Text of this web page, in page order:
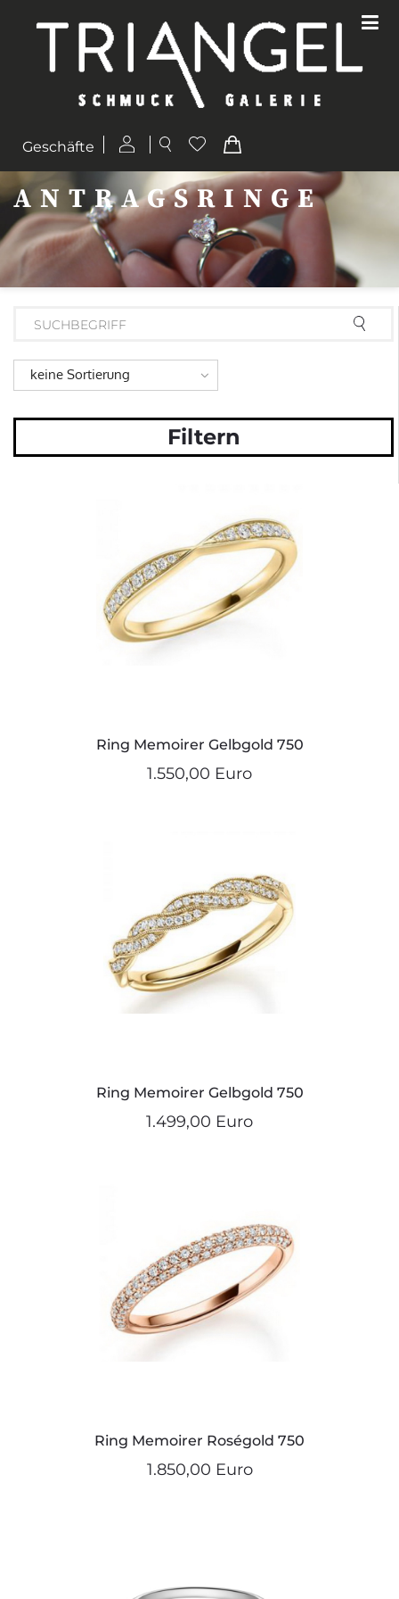
Geschäfte
ANTRAGSRINGE
keine Sortierung
Filtern
Ring Memoirer Gelbgold 750
1.550,00 Euro
Ring Memoirer Gelbgold 750
1.499,00 Euro
Ring Memoirer Roségold 750
1.850,00 Euro